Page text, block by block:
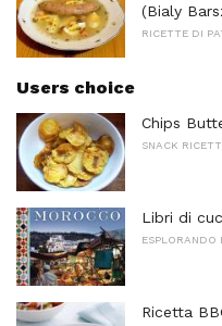
(Bialy
RICETTE DI
Users choice
Chips
SNACK
Libri di
ESPLORANDO
Ricetta